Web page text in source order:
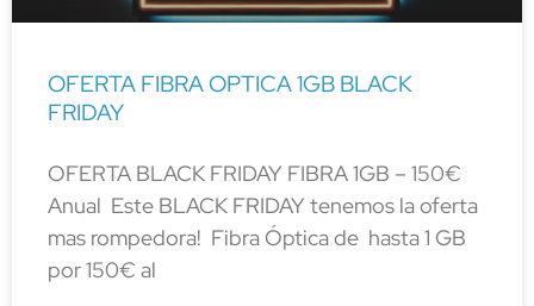
OFERTA FIBRA OPTICA 1GB BLACK
FRIDAY
OFERTA BLACK FRIDAY FIBRA 1GB – 150€
Anual Este BLACK FRIDAY tenemos la oferta
mas rompedora! Fibra Óptica de hasta 1 GB
por 150€ al